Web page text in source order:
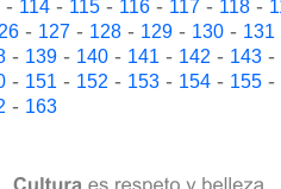
- 114- 115- 116- 117- 118-
- 127- 128- 129- 130- 131
- 139- 140- 141- 142- 143-
- 151- 152- 153- 154- 155-
- 163